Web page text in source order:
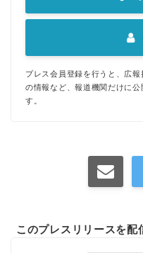
プレス会員登録を行うと、広
の情報など、報道機関だけに
す。
このプレスリリースを配